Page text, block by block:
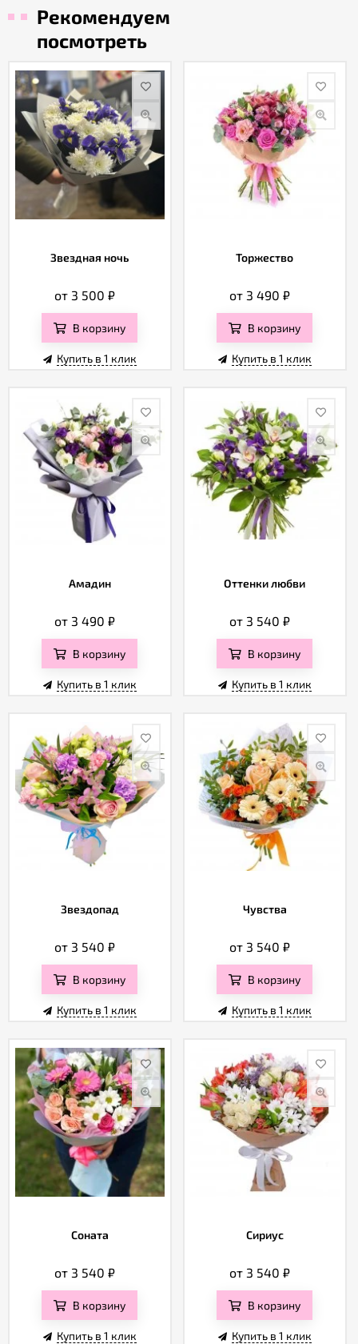
Рекомендуем
посмотреть
Звездная ночь
от 3 500₽
В корзину
Купить в 1 клик
Торжество
от 3 490₽
В корзину
Купить в 1 клик
Амадин
от 3 490₽
В корзину
Купить в 1 клик
Оттенки любви
от 3 540₽
В корзину
Купить в 1 клик
Звездопад
от 3 540₽
В корзину
Купить в 1 клик
Чувства
от 3 540₽
В корзину
Купить в 1 клик
Соната
от 3 540₽
В корзину
Купить в 1 клик
Сириус
от 3 540₽
В корзину
Купить в 1 клик